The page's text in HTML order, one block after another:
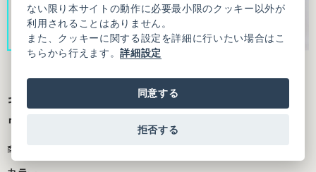
キュプラコットンローンナチュラルトリプル
ワッシャー ティアード スカート
商品番号：3101SK009261F15
ない限り本サイトの動作に必要最小限のクッキー以外が
利用されることはありません。
また、クッキーに関する設定を詳細に行いたい場合はこ
ちらから行えます。詳細設定
同意する
拒否する